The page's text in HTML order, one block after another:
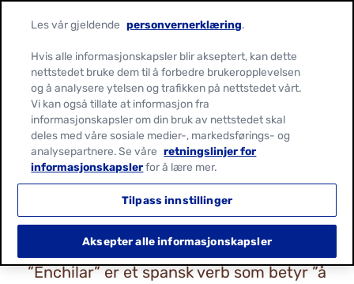
HVA ER ENCHILADA?
En enchilada er en myk maistortilla som
brettes rundt det den fylles med, og som
deretter dekkes med en tomat- eller
chilisaus og overdrysses med ost. Så stekes
den i ovnen inntil den er gylden og fristende.
”Enchilar” er et spansk verb som betyr ”å
Les vår gjeldende personvernerklæring.
Hvis alle informasjonskapsler blir akseptert, kan dette
nettstedet bruke dem til å forbedre brukeropplevelsen
og å analysere ytelsen og trafikken på nettstedet vårt.
Vi kan også tillate at informasjon fra
informasjonskapsler om din bruk av nettstedet skal
deles med våre sosiale medier-, markedsførings- og
analysepartnere. Se våre retningslinjer for
informasjonskapslerfor å lære mer.
Tilpass innstillinger
Aksepter alle informasjonskapsler